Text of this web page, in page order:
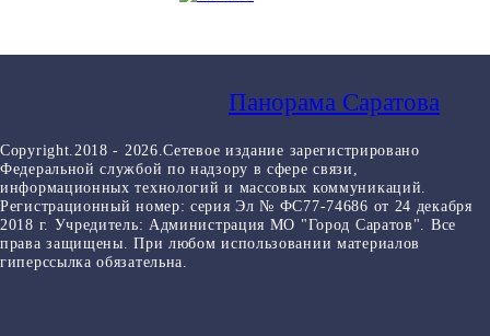
Панорама Саратова
Copyright.2018 - 2026.Сетевое издание зарегистрировано
Федеральной службой по надзору в сфере связи,
информационных технологий и массовых коммуникаций.
Регистрационный номер: серия Эл № ФС77-74686 от 24 декабря
2018 г. Учредитель: Администрация МО "Город Саратов". Все
права защищены. При любом использовании материалов
гиперссылка обязательна.